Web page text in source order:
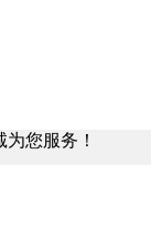
您服务！